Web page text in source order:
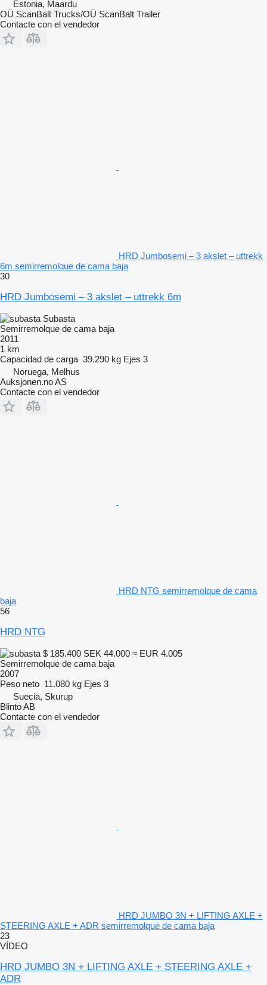
Estonia, Maardu
OÜ ScanBalt Trucks/OÜ ScanBalt Trailer
Contacte con el vendedor
HRD Jumbosemi – 3 akslet – uttrekk
6m semirremolque de cama baja
30
HRD Jumbosemi – 3 akslet – uttrekk 6m
Subasta
Semirremolque de cama baja
2011
1 km
Capacidad de carga 39.290 kg Ejes 3
Noruega, Melhus
Auksjonen.no AS
Contacte con el vendedor
HRD NTG semirremolque de cama
baja
56
HRD NTG
$ 185.400 SEK 44.000 ≈ EUR 4.005
Semirremolque de cama baja
2007
Peso neto 11.080 kg Ejes 3
Suecia, Skurup
Blinto AB
Contacte con el vendedor
HRD JUMBO 3N + LIFTING AXLE +
STEERING AXLE + ADR semirremolque de cama baja
23
VÍDEO
HRD JUMBO 3N + LIFTING AXLE + STEERING AXLE +
ADR